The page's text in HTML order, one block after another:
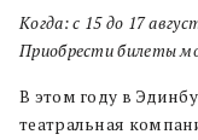
Когда: с 15 до 17
Приобрести билеты
В этом году в
театральная